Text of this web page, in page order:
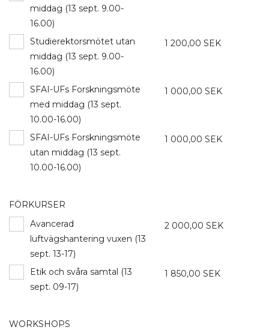
middag (13 sept. 9.00-
16.00)
Studierektorsmötet utan
middag (13 sept. 9.00-
16.00)
1 200,00 SEK
SFAI-UFs Forskningsmöte
med middag (13 sept.
10.00-16.00)
1 000,00 SEK
SFAI-UFs Forskningsmöte
utan middag (13 sept.
10.00-16.00)
1 000,00 SEK
FÖRKURSER
Avancerad
luftvägshantering vuxen (13
sept. 13-17)
2 000,00 SEK
Etik och svåra samtal (13
sept. 09-17)
1 850,00 SEK
WORKSHOPS